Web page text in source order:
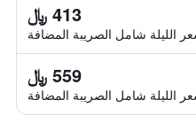
413 ﷼
الليلة شامل الصريبة المضافة
559 ﷼
الليلة شامل الصريبة المضافة